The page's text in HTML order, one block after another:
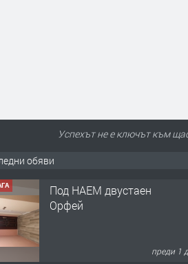
Успехът не е ключът към
обяви
Под НАЕМ двустаен
Орфей
преди 1